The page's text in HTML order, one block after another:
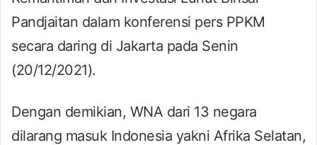
Pandjaitan dalam konferensi pers PPKM
secara daring di Jakarta pada Senin
(20/12/2021).
Dengan demikian, WNA dari 13 negara
dilarang masuk Indonesia yakni Afrika Selatan,